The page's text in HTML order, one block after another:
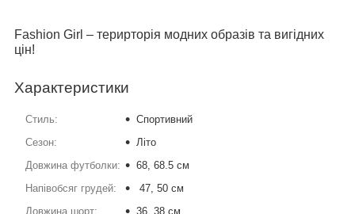
Fashion Girl – терирторія модних образів та вигідних
цін!
Характеристики
Стиль:
Спортивний
Сезон:
Літо
Довжина футболки:
68, 68.5 см
Напівобсяг грудей:
47, 50 см
Довжина шорт:
36, 38 см